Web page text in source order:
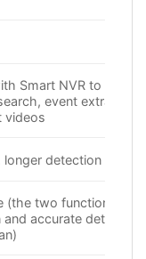
Smart NVR to
event extraction
videos
longer detection
(the two functions
accurate detection